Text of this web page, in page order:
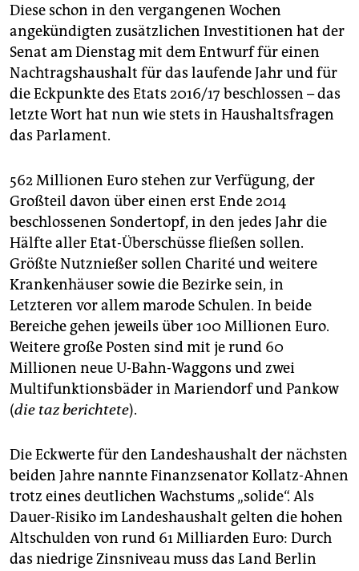
Diese schon in den vergangenen Wochen
angekündigten zusätzlichen Investitionen hat der
Senat am Dienstag mit dem Entwurf für einen
Nachtragshaushalt für das laufende Jahr und für
die Eckpunkte des Etats 2016/17 beschlossen – das
letzte Wort hat nun wie stets in Haushaltsfragen
das Parlament.
562 Millionen Euro stehen zur Verfügung, der
Großteil davon über einen erst Ende 2014
beschlossenen Sondertopf, in den jedes Jahr die
Hälfte aller Etat-Überschüsse fließen sollen.
Größte Nutznießer sollen Charité und weitere
Krankenhäuser sowie die Bezirke sein, in
Letzteren vor allem marode Schulen. In beide
Bereiche gehen jeweils über 100 Millionen Euro.
Weitere große Posten sind mit je rund 60
Millionen neue U-Bahn-Waggons und zwei
Multifunktionsbäder in Mariendorf und Pankow
(die taz berichtete).
Die Eckwerte für den Landeshaushalt der nächsten
beiden Jahre nannte Finanzsenator Kollatz-Ahnen
trotz eines deutlichen Wachstums „solide“. Als
Dauer-Risiko im Landeshaushalt gelten die hohen
Altschulden von rund 61 Milliarden Euro: Durch
das niedrige Zinsniveau muss das Land Berlin